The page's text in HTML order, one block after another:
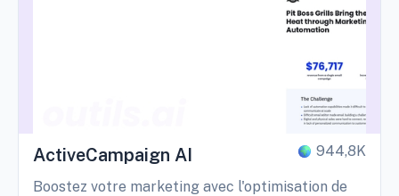
ActiveCampaign AI 944,8K
Boostez votre marketing avec l'optimisation de